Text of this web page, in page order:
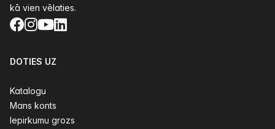
kā vien vēlaties.
Facebook
Instagram
YouTube
LinkedIn
DOTIES UZ
Katalogu
Mans konts
Iepirkumu grozs